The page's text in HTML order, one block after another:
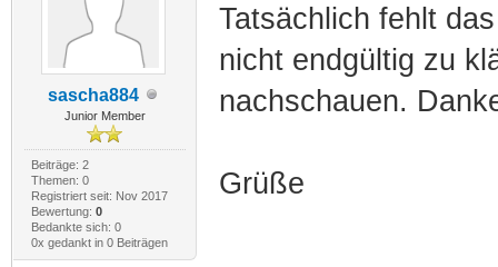
sascha884
Junior Member
Beiträge: 2
Themen: 0
Registriert seit: Nov 2017
Bewertung: 0
Bedankte sich: 0
0x gedankt in 0 Beiträgen
Tatsächlich fehlt
nicht endgültig zu
nachschauen.
Grüße